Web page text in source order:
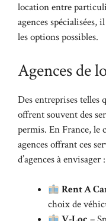
location entre
agences spécialisées,
les options possibles.
Agences de
Des entreprises telles
offrent souvent des
permis. En France, le
agences offrant ces
d’agences à envisager :
Rent A
choix de